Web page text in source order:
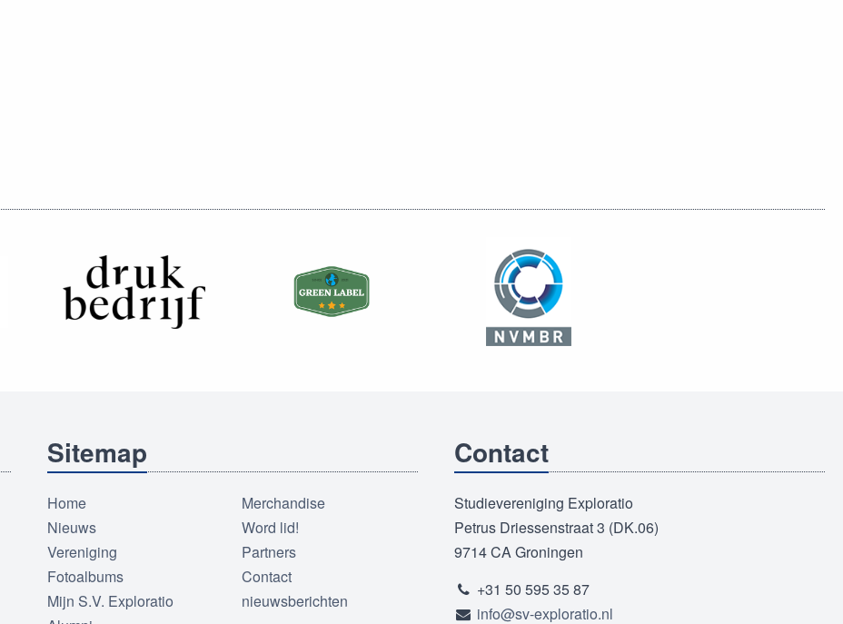
Sitemap
Home
Nieuws
Vereniging
Fotoalbums
Mijn S.V. Exploratio
Merchandise
Word lid!
Partners
Contact
nieuwsberichten
Contact
Studievereniging Exploratio
Petrus Driessenstraat 3 (DK.06)
9714 CA Groningen
+31 50 595 35 87
info@sv-exploratio.nl